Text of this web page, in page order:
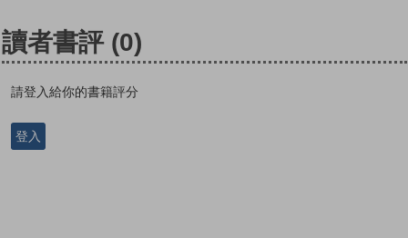
讀者書評 (0)
請登入給你的書籍評分
登入